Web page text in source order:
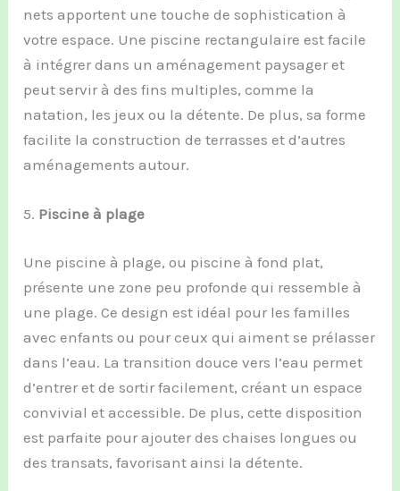
nets apportent une touche de sophistication à
votre espace. Une piscine rectangulaire est facile
à intégrer dans un aménagement paysager et
peut servir à des fins multiples, comme la
natation, les jeux ou la détente. De plus, sa forme
facilite la construction de terrasses et d’autres
aménagements autour.
5. Piscine à plage
Une piscine à plage, ou piscine à fond plat,
présente une zone peu profonde qui ressemble à
une plage. Ce design est idéal pour les familles
avec enfants ou pour ceux qui aiment se prélasser
dans l’eau. La transition douce vers l’eau permet
d’entrer et de sortir facilement, créant un espace
convivial et accessible. De plus, cette disposition
est parfaite pour ajouter des chaises longues ou
des transats, favorisant ainsi la détente.